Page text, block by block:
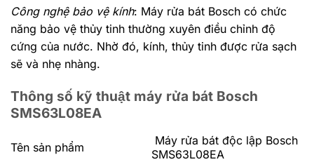
Công nghệ bảo vệ kính: Máy rửa bát Bosch có chức
năng bảo vệ thủy tinh thường xuyên điều chỉnh độ
cứng của nước. Nhờ đó, kính, thủy tinh được rửa sạch
sẽ và nhẹ nhàng.
Thông số kỹ thuật máy rửa bát Bosch
SMS63L08EA
Tên sản phẩm
Máy rửa bát độc lập Bosch
SMS63L08EA